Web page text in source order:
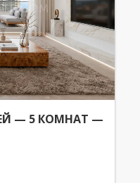
— 5 КОМНАТ —